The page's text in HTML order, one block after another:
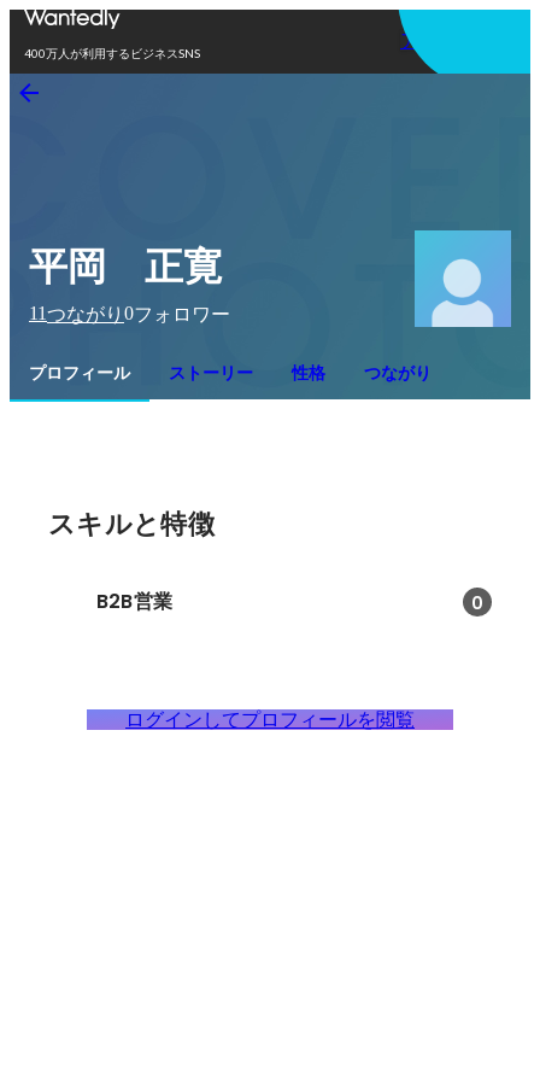
400万人が利用するビジネスSNS
アプリを使う
平岡 正寛
11つながり 0フォロワー
プロフィール ストーリー 性格 つながり
スキルと特徴
B2B営業 0
ログインしてプロフィールを閲覧